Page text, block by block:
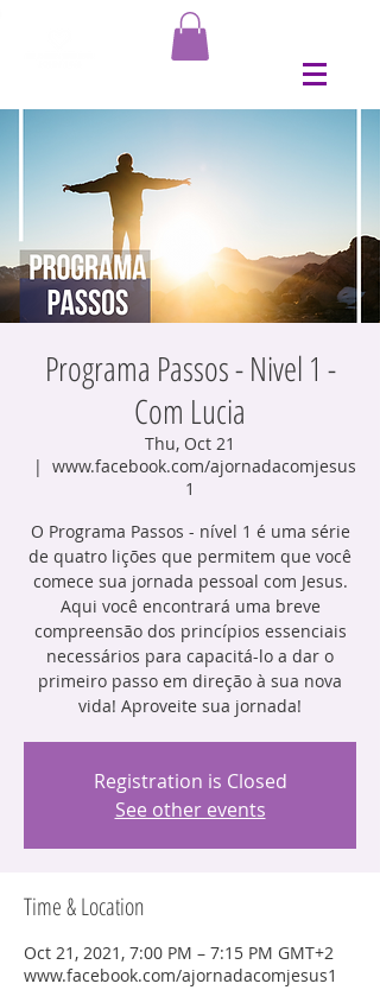
Programa Passos - Nivel 1 -
Com Lucia
Thu, Oct 21
  |
www.facebook.com/ajornadacomjesus
1
O Programa Passos - nível 1 é uma série
de quatro lições que permitem que você
comece sua jornada pessoal com Jesus.
Aqui você encontrará uma breve
compreensão dos princípios essenciais
necessários para capacitá-lo a dar o
primeiro passo em direção à sua nova
Registration is Closed
See other events
Time & Location
Oct 21, 2021, 7:00 PM – 7:15 PM GMT+2
www.facebook.com/ajornadacomjesus1